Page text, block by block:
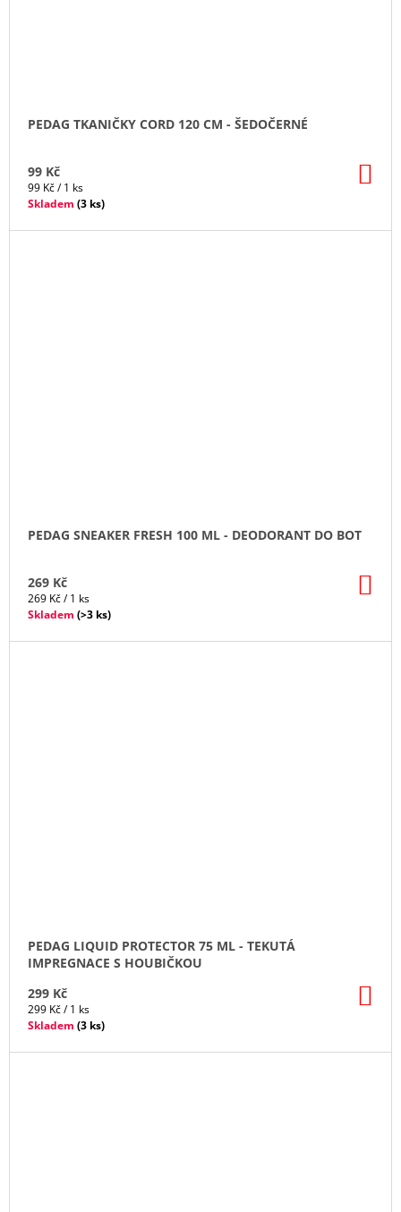
PEDAG TKANIČKY CORD 120 CM - ŠEDOČERNÉ
99 Kč
Měrná
cena:
99 Kč / 1 ks
Skladem (3 ks)
PEDAG SNEAKER FRESH 100 ML - DEODORANT DO BOT
269 Kč
Měrná
cena:
269 Kč / 1 ks
Skladem (>3 ks)
PEDAG LIQUID PROTECTOR 75 ML - TEKUTÁ
IMPREGNACE S HOUBIČKOU
299 Kč
Měrná
cena:
299 Kč / 1 ks
Skladem (3 ks)